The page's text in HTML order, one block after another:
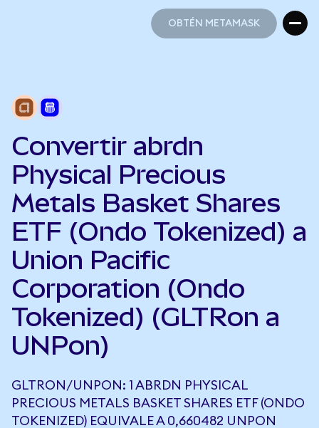
OBTÉN METAMASK
Convertir abrdn
Physical Precious
Metals Basket Shares
ETF (Ondo Tokenized) a
Union Pacific
Corporation (Ondo
Tokenized) (GLTRon a
UNPon)
GLTRON/UNPON: 1 ABRDN PHYSICAL
PRECIOUS METALS BASKET SHARES ETF (ONDO
TOKENIZED) EQUIVALE A 0,660482 UNPON